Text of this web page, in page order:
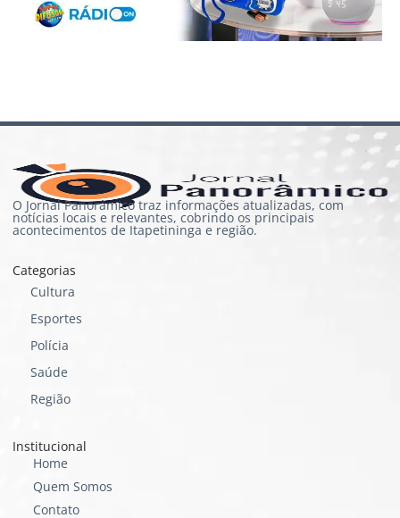
O Jornal Panorâmico traz informações atualizadas, com
notícias locais e relevantes, cobrindo os principais
acontecimentos de Itapetininga e região.
Categorias
Cultura
Esportes
Polícia
Saúde
Região
Institucional
Home
Quem Somos
Contato